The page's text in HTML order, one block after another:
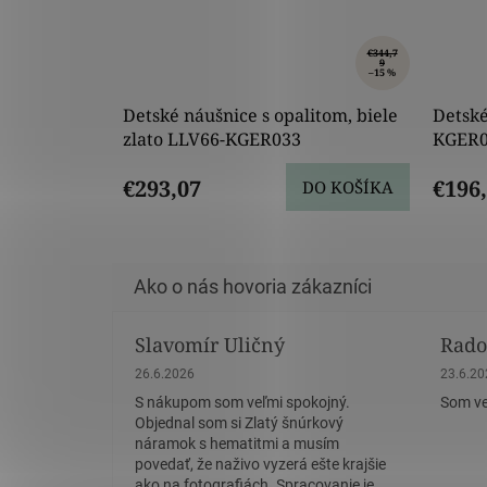
€344,7
9
–15 %
Detské náušnice s opalitom, biele
zlato LLV66-KGER033
€293,07 DO KOŠÍKA
Slavomír Uličný
Hodnotenie obchodu je 5 z 5 hviezdičiek.
26.6.2026
S nákupom som veľmi spokojný.
Objednal som si Zlatý šnúrkový
náramok s hematitmi a musím
povedať, že naživo vyzerá ešte krajšie
Som